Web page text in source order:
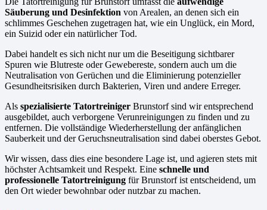
Säuberung und Desinfektion von Arealen, an denen sich ein
schlimmes Geschehen zugetragen hat, wie ein Unglück, ein Mord,
ein Suizid oder ein natürlicher Tod.
Dabei handelt es sich nicht nur um die Beseitigung sichtbarer
Spuren wie Blutreste oder Gewebereste, sondern auch um die
Neutralisation von Gerüchen und die Eliminierung potenzieller
Gesundheitsrisiken durch Bakterien, Viren und andere Erreger.
Als spezialisierte Tatortreiniger Brunstorf sind wir entsprechend
ausgebildet, auch verborgene Verunreinigungen zu finden und zu
entfernen. Die vollständige Wiederherstellung der anfänglichen
Sauberkeit und der Geruchsneutralisation sind dabei oberstes Gebot.
Wir wissen, dass dies eine besondere Lage ist, und agieren stets mit
höchster Achtsamkeit und Respekt. Eine schnelle und
professionelle Tatortreinigung für Brunstorf ist entscheidend, um
den Ort wieder bewohnbar oder nutzbar zu machen.